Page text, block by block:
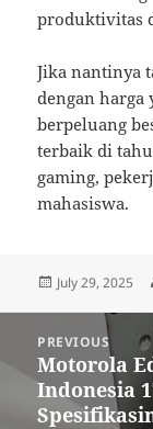
produktivitas
Jika nantinya
dengan harga
berpeluang
terbaik di
gaming,
mahasiswa.
Posted
July 29, 2025
navigation
PREVIOUS
Previous
post:
Motorola
Indonesia